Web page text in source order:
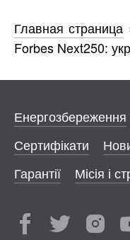
Главная страница
Forbes Next250:
Енергозбереження
Сертифікати
Гарантії
Місія і